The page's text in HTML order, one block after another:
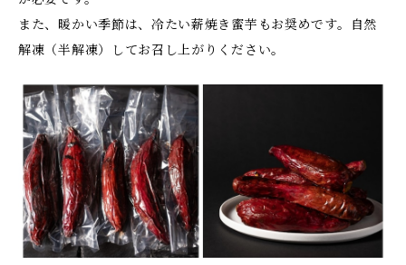
また、暖かい季節は、冷たい薪焼き蜜芋もお奨めです。自然
解凍（半解凍）してお召し上がりください。